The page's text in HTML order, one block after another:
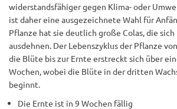
widerstandsfähiger gegen Klima- oder
ist daher eine ausgezeichnete Wahl für
Pflanze hat sie deutlich große Colas, die sich
ausdehnen. Der Lebenszyklus der Pflanze
die Blüte bis zur Ernte erstreckt sich über
Wochen, wobei die Blüte in der dritten
beginnt.
Die Ernte ist in 9 Wochen fällig